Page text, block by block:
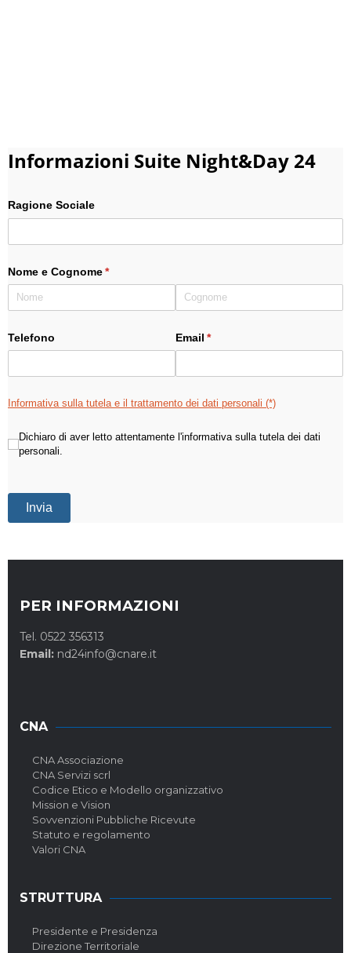
PER INFORMAZIONI
Tel. 0522 356313
Email: nd24info@cnare.it
CNA
CNA Associazione
CNA Servizi scrl
Codice Etico e Modello organizzativo
Mission e Vision
Sovvenzioni Pubbliche Ricevute
Statuto e regolamento
Valori CNA
STRUTTURA
Presidente e Presidenza
Direzione Territoriale